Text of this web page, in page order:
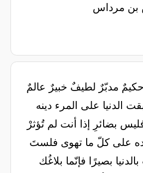
بن مرداس
حكيمٌ مدبّرٌ ‏لطيفٌ خبيرٌ عالمٌ
الدنيا على المرء دينه
بضائرِ ‏إذا أنت لم تُؤثرْ
‏على كلّ ما تهوى فلستَ
بصيرًا فإنّما ‏بلاغُك